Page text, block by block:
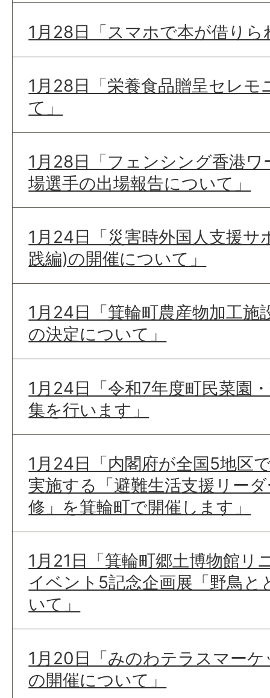
1月28日「スマホで本が借りら
1月28日「栄養食品贈呈セレモ
て」
1月28日「フェンシング香港
場選手の出場報告について」
1月24日「災害時外国人支援サ
践編)の開催について」
1月24日「箕輪町農産物加工施
の決定について」
1月24日「令和7年度町民菜園
集を行います」
1月24日「内閣府が全国5地区
実施する「避難生活支援リー
修」を箕輪町で開催します」
1月21日「箕輪町郷土博物館リ
イベント5記念企画展「野鳥と
いて」
1月20日「みのわテラスマー
の開催について」